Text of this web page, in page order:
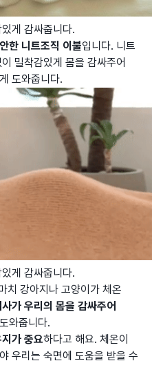
게 감싸줍니다.
한 니트조직 이불입니다. 니트
밀착감있게 몸을 감싸주어
도와줍니다.
게 감싸줍니다.
치 강아지나 고양이가 체온
가 우리의 몸을 감싸주어
와줍니다.
가 중요하다고 해요. 체온이
우리는 숙면에 도움을 받을 수